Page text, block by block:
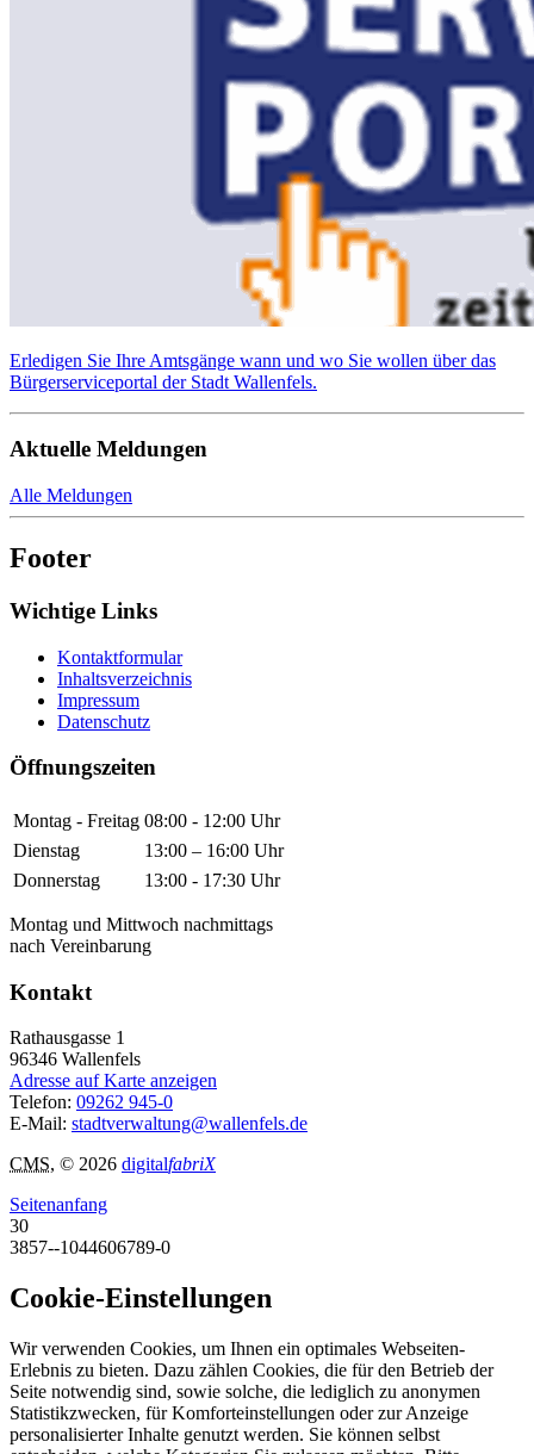
Erledigen Sie Ihre Amtsgänge wann und wo Sie wollen über das
Bürgerserviceportal der Stadt Wallenfels.
Aktuelle Meldungen
Alle Meldungen
Footer
Wichtige Links
Kontaktformular
Inhaltsverzeichnis
Impressum
Datenschutz
Öffnungszeiten
Montag - Freitag 08:00 - 12:00 Uhr
Dienstag
13:00 – 16:00 Uhr
Donnerstag
13:00 - 17:30 Uhr
Montag und Mittwoch nachmittags
nach Vereinbarung
Kontakt
Rathausgasse 1
96346 Wallenfels
Adresse auf Karte anzeigen
Telefon: 09262 945-0
E-Mail: stadtverwaltung@wallenfels.de
CMS, © 2026 digitalfabriX
Seitenanfang
30
3857--1044606789-0
Cookie-Einstellungen
Wir verwenden Cookies, um Ihnen ein optimales Webseiten-
Erlebnis zu bieten. Dazu zählen Cookies, die für den Betrieb der
Seite notwendig sind, sowie solche, die lediglich zu anonymen
Statistikzwecken, für Komforteinstellungen oder zur Anzeige
personalisierter Inhalte genutzt werden. Sie können selbst